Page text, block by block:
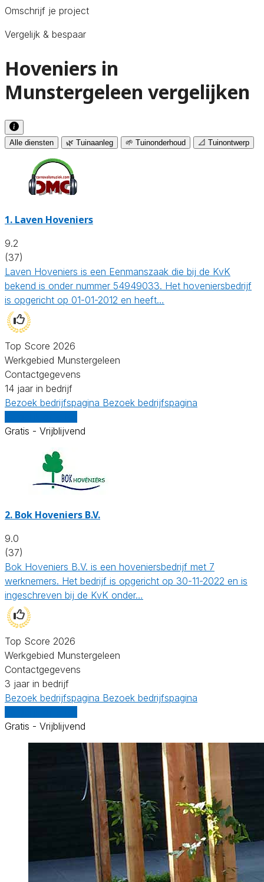
Omschrijf je project
Vergelijk & bespaar
Hoveniers in
Munstergeleen vergelijken
Alle diensten 🌿 Tuinaanleg 🌱 Tuinonderhoud 📐 Tuinontwerp
1. Laven Hoveniers
9.2
(37)
Laven Hoveniers is een Eenmanszaak die bij de KvK
bekend is onder nummer 54949033. Het hoveniersbedrijf
is opgericht op 01-01-2012 en heeft…
Top Score 2026
Werkgebied Munstergeleen
Contactgegevens
14 jaar in bedrijf
Bezoek bedrijfspagina Bezoek bedrijfspagina
Gratis - Vrijblijvend
2. Bok Hoveniers B.V.
9.0
(37)
Bok Hoveniers B.V. is een hoveniersbedrijf met 7
werknemers. Het bedrijf is opgericht op 30-11-2022 en is
ingeschreven bij de KvK onder…
Top Score 2026
Werkgebied Munstergeleen
Contactgegevens
3 jaar in bedrijf
Bezoek bedrijfspagina Bezoek bedrijfspagina
Gratis - Vrijblijvend